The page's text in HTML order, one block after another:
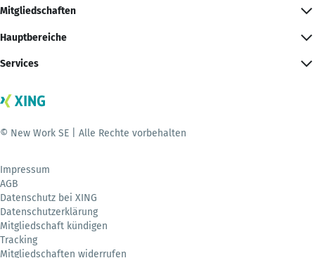
Mitgliedschaften
Hauptbereiche
Services
© New Work SE | Alle Rechte vorbehalten
Impressum
AGB
Datenschutz bei XING
Datenschutzerklärung
Mitgliedschaft kündigen
Tracking
Mitgliedschaften widerrufen